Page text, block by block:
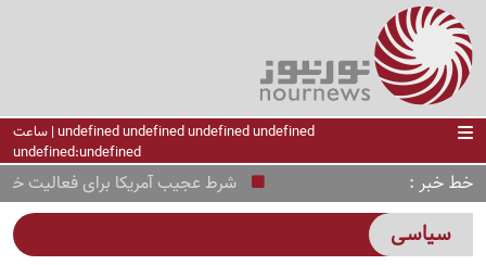
undefined undefined undefined undefined | ساعت
undefined:undefined
خط خبر شرط عجیب آمریکا برای فعالیت
سیاسی